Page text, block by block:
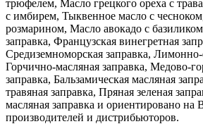
трюфелем, Масло грецкого ореха с
с имбирем, Тыквенное масло с
розмарином, Масло авокадо с
заправка, Французская винегретная
Средиземноморская заправка, Лимонно-
Горчично-масляная заправка, Медово-
заправка, Бальзамическая масляная
травяная заправка, Пряная зеленая
масляная заправка и ориентировано на
производителей и дистрибьюторов.